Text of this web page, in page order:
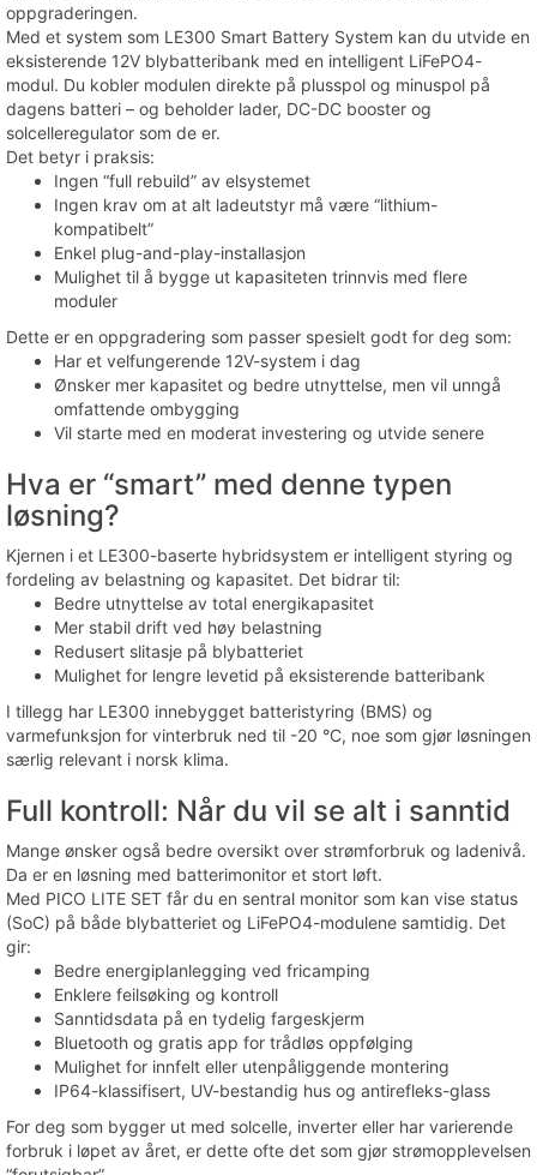
oppgraderingen.
Med et system som LE300 Smart Battery System kan du utvide en
eksisterende 12V blybatteribank med en intelligent LiFePO4-
modul. Du kobler modulen direkte på plusspol og minuspol på
dagens batteri – og beholder lader, DC-DC booster og
solcelleregulator som de er.
Det betyr i praksis:
Ingen “full rebuild” av elsystemet
Ingen krav om at alt ladeutstyr må være “lithium-
kompatibelt”
Enkel plug-and-play-installasjon
Mulighet til å bygge ut kapasiteten trinnvis med flere
moduler
Dette er en oppgradering som passer spesielt godt for deg som:
Har et velfungerende 12V-system i dag
Ønsker mer kapasitet og bedre utnyttelse, men vil unngå
omfattende ombygging
Vil starte med en moderat investering og utvide senere
Hva er “smart” med denne typen
løsning?
Kjernen i et LE300-baserte hybridsystem er intelligent styring og
fordeling av belastning og kapasitet. Det bidrar til:
Bedre utnyttelse av total energikapasitet
Mer stabil drift ved høy belastning
Redusert slitasje på blybatteriet
Mulighet for lengre levetid på eksisterende batteribank
I tillegg har LE300 innebygget batteristyring (BMS) og
varmefunksjon for vinterbruk ned til -20 °C, noe som gjør løsningen
særlig relevant i norsk klima.
Full kontroll: Når du vil se alt i sanntid
Mange ønsker også bedre oversikt over strømforbruk og ladenivå.
Da er en løsning med batterimonitor et stort løft.
Med PICO LITE SET får du en sentral monitor som kan vise status
(SoC) på både blybatteriet og LiFePO4-modulene samtidig. Det
gir:
Bedre energiplanlegging ved fricamping
Enklere feilsøking og kontroll
Sanntidsdata på en tydelig fargeskjerm
Bluetooth og gratis app for trådløs oppfølging
Mulighet for innfelt eller utenpåliggende montering
IP64-klassifisert, UV-bestandig hus og antirefleks-glass
For deg som bygger ut med solcelle, inverter eller har varierende
forbruk i løpet av året, er dette ofte det som gjør strømopplevelsen